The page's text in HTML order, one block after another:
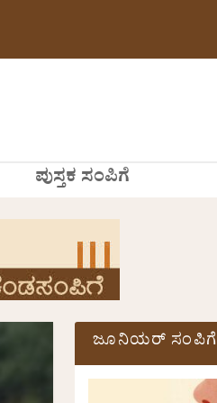
ಪುಸ್ತಕ ಸಂಪಿಗೆ
ಜೂನಿಯರ್ ಸಂಪಿಗೆ